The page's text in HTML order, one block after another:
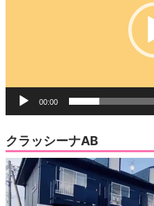
00:00
クラッシーナAB
動
画
プ